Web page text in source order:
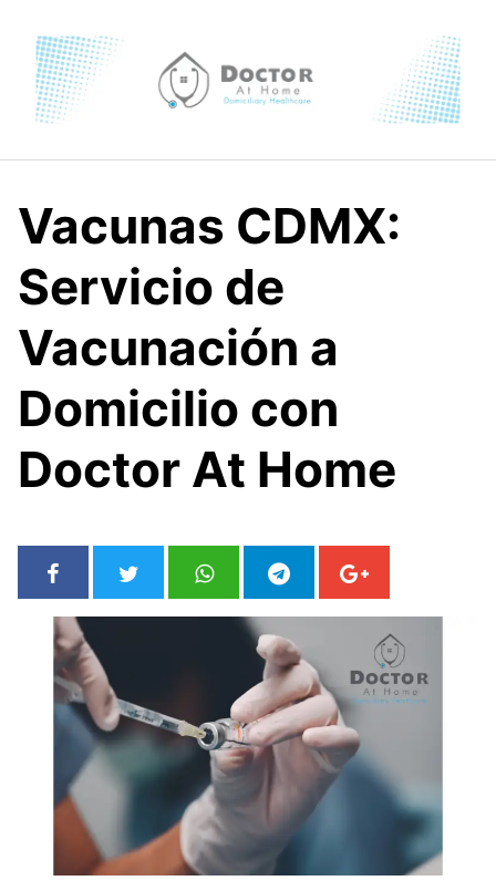
content
Vacunas CDMX:
Servicio de
Vacunación a
Domicilio con
Doctor At Home